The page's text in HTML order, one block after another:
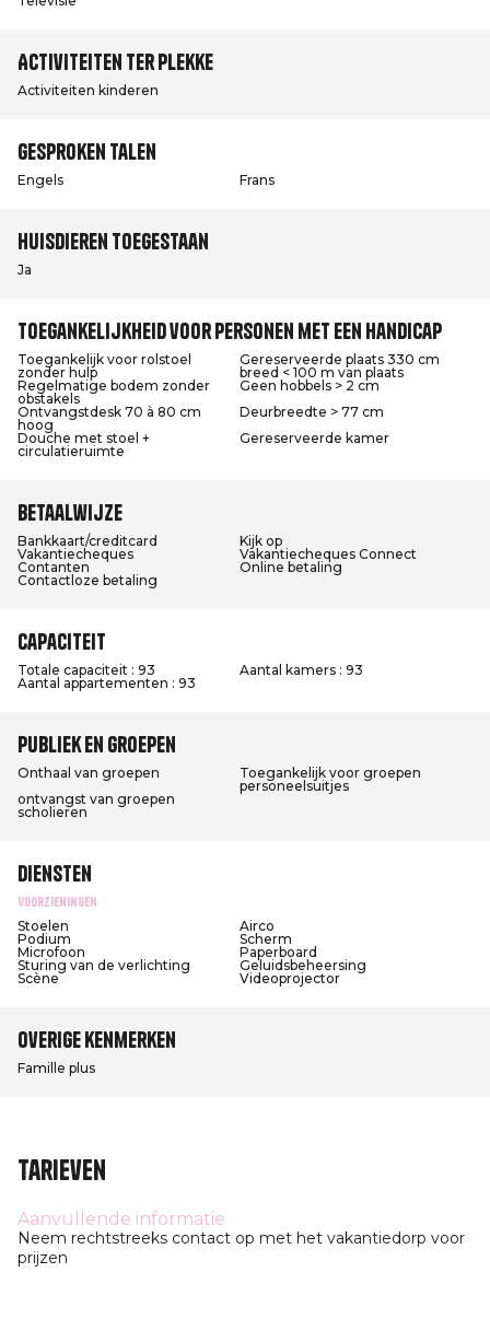
Activiteiten ter plekke
Activiteiten kinderen
Gesproken talen
Engels Frans
Huisdieren toegestaan
Ja
Toegankelijkheid voor personen met een handicap
Toegankelijk voor rolstoel
zonder hulp
Gereserveerde plaats 330 cm
breed < 100 m van plaats
Regelmatige bodem zonder
obstakels
Geen hobbels > 2 cm
Ontvangstdesk 70 à 80 cm
hoog
Deurbreedte > 77 cm
Douche met stoel +
circulatieruimte
Gereserveerde kamer
Betaalwijze
Bankkaart/creditcard
Kijk op
Vakantiecheques
Vakantiecheques Connect
Contanten
Online betaling
Contactloze betaling
Capaciteit
Totale capaciteit : 93
Aantal kamers : 93
Aantal appartementen : 93
Publiek en groepen
Onthaal van groepen
Toegankelijk voor groepen
personeelsuitjes
ontvangst van groepen
scholieren
Diensten
Voorzieningen
Stoelen
Airco
Podium
Scherm
Microfoon
Paperboard
Sturing van de verlichting
Geluidsbeheersing
Scène
Videoprojector
Overige kenmerken
Famille plus
Tarieven
Aanvullende informatie
Neem rechtstreeks contact op met het vakantiedorp voor
prijzen